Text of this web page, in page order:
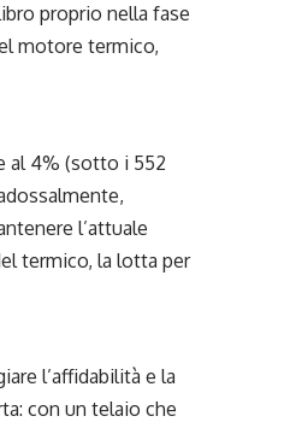
proprio nella fase
motore termico,
al 4% (sotto i 552
l’attuale
termico, la lotta per
l’affidabilità e la
con un telaio che